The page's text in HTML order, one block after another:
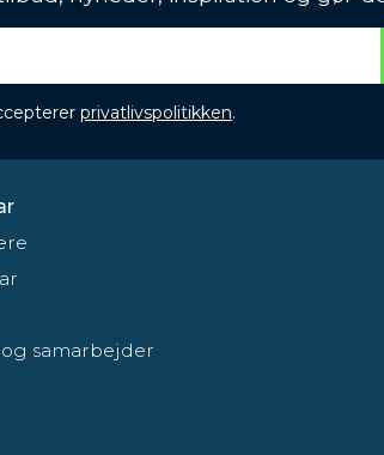
privatlivspolitikken.
samarbejder